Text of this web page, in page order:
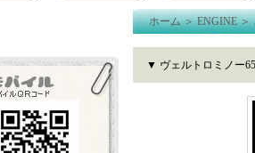
ホーム＞ENGINE＞
▼ ヴェルトロミノー65